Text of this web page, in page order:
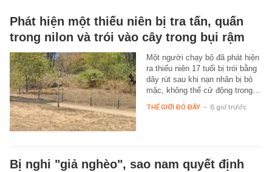
Phát hiện một thiếu niên bị tra tấn, quấn
trong nilon và trói vào cây trong bụi rậm
Một người chạy bộ đã phát hiện
ra thiếu niên 17 tuổi bị trói bằng
dây rút sau khi nạn nhân bị bỏ
mặc, không thể cử động trong…
THẾ GIỚI ĐÓ ĐÂY - 6 giờ trước
Bị nghi "giả nghèo", sao nam quyết định